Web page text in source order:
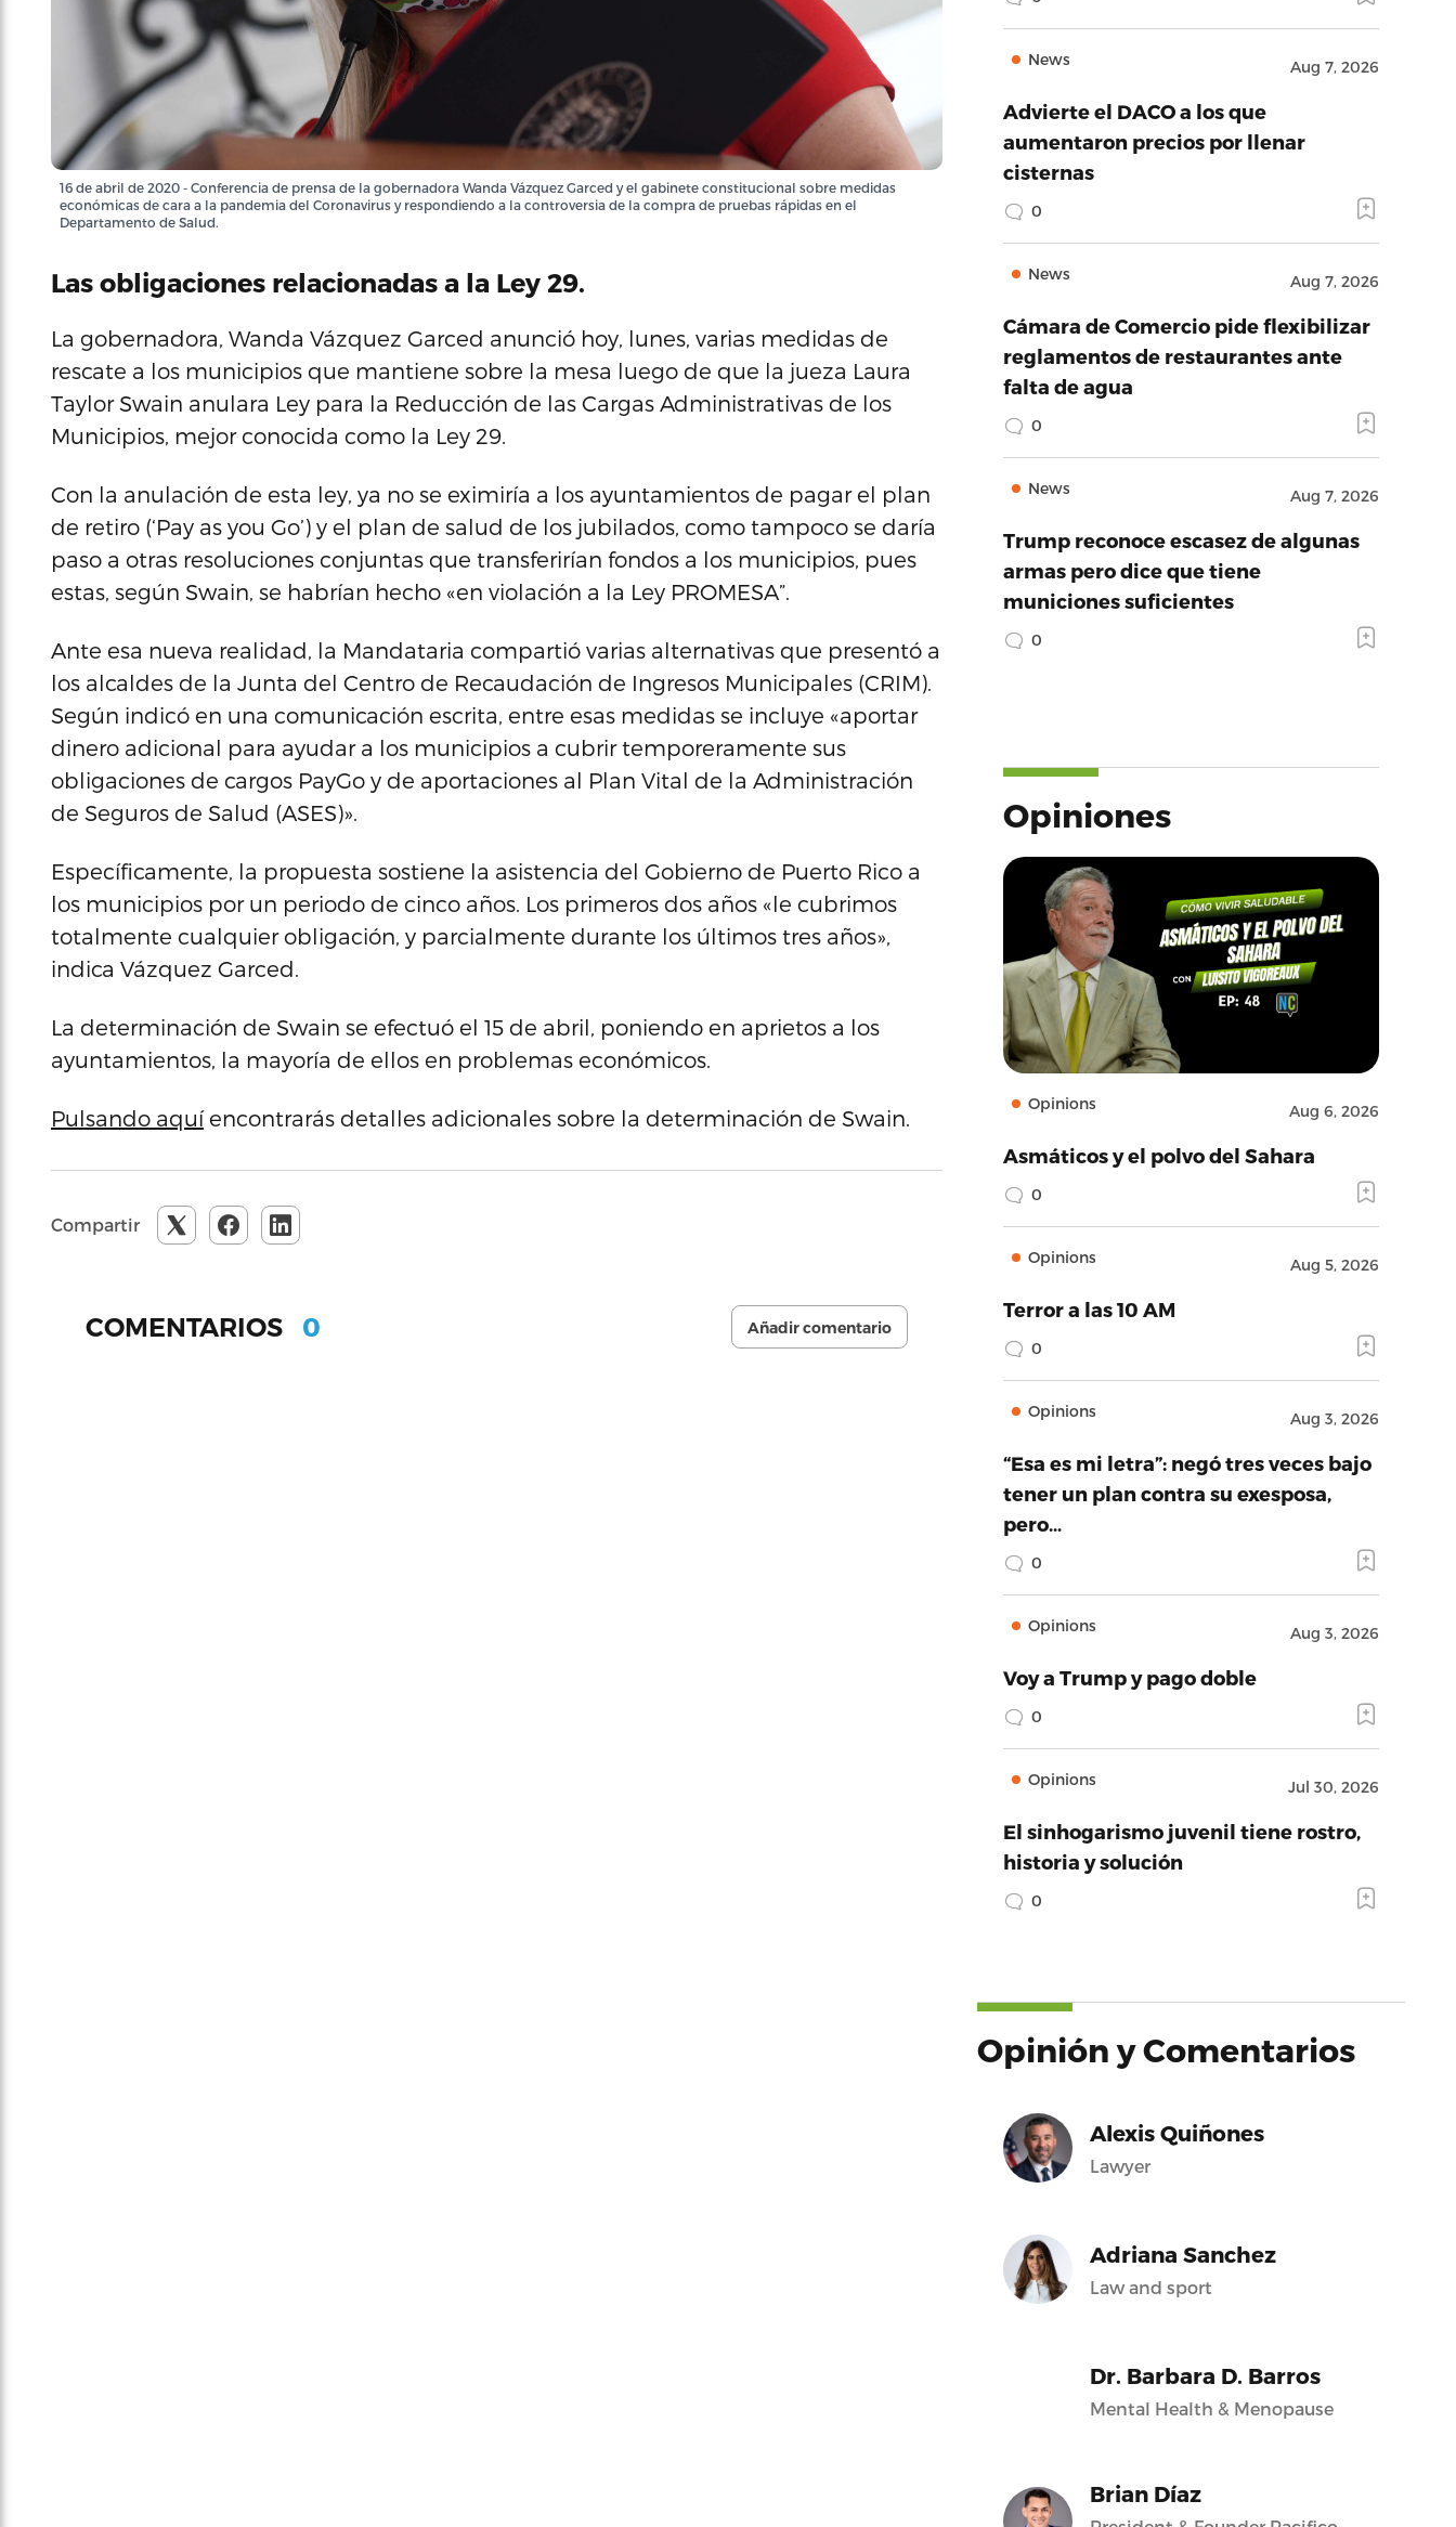
16 de abril de 2020 - Conferencia de prensa de la gobernadora Wanda Vázquez Garced y el gabinete constitucional sobre medidas
económicas de cara a la pandemia del Coronavirus y respondiendo a la controversia de la compra de pruebas rápidas en el
Departamento de Salud.
Las obligaciones relacionadas a la Ley 29.
La gobernadora, Wanda Vázquez Garced anunció hoy, lunes, varias medidas de
rescate a los municipios que mantiene sobre la mesa luego de que la jueza Laura
Taylor Swain anulara Ley para la Reducción de las Cargas Administrativas de los
Municipios, mejor conocida como la Ley 29.
Con la anulación de esta ley, ya no se eximiría a los ayuntamientos de pagar el plan
de retiro (‘Pay as you Go’) y el plan de salud de los jubilados, como tampoco se daría
paso a otras resoluciones conjuntas que transferirían fondos a los municipios, pues
estas, según Swain, se habrían hecho «en violación a la Ley PROMESA”.
Ante esa nueva realidad, la Mandataria compartió varias alternativas que presentó a
los alcaldes de la Junta del Centro de Recaudación de Ingresos Municipales (CRIM).
Según indicó en una comunicación escrita, entre esas medidas se incluye «aportar
dinero adicional para ayudar a los municipios a cubrir temporeramente sus
obligaciones de cargos PayGo y de aportaciones al Plan Vital de la Administración
de Seguros de Salud (ASES)».
Específicamente, la propuesta sostiene la asistencia del Gobierno de Puerto Rico a
los municipios por un periodo de cinco años. Los primeros dos años «le cubrimos
totalmente cualquier obligación, y parcialmente durante los últimos tres años»,
indica Vázquez Garced.
La determinación de Swain se efectuó el 15 de abril, poniendo en aprietos a los
ayuntamientos, la mayoría de ellos en problemas económicos.
Pulsando aquíencontrarás detalles adicionales sobre la determinación de Swain.
Compartir
COMENTARIOS 0 Añadir comentario
News Aug 7, 2026
Advierte el DACO a los que
aumentaron precios por llenar
cisternas
0
News Aug 7, 2026
Cámara de Comercio pide flexibilizar
reglamentos de restaurantes ante
falta de agua
0
News Aug 7, 2026
Trump reconoce escasez de algunas
armas pero dice que tiene
municiones suficientes
0
Opiniones
Opinions Aug 6, 2026
Asmáticos y el polvo del Sahara
0
Opinions Aug 5, 2026
Terror a las 10 AM
0
Opinions Aug 3, 2026
“Esa es mi letra”: negó tres veces bajo
tener un plan contra su exesposa,
pero…
0
Opinions Aug 3, 2026
Voy a Trump y pago doble
0
Opinions Jul 30, 2026
El sinhogarismo juvenil tiene rostro,
historia y solución
0
Opinión y Comentarios
Alexis Quiñones
Lawyer
Adriana Sanchez
Law and sport
Dr. Barbara D. Barros
Mental Health & Menopause
Brian Díaz